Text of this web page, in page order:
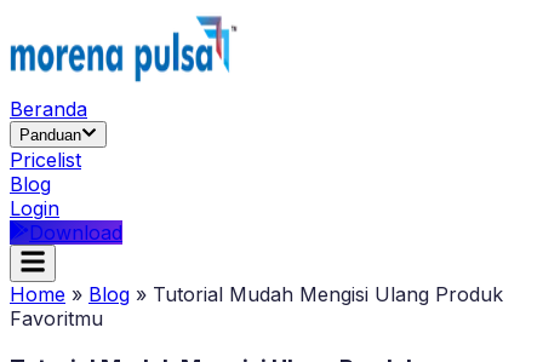
Beranda
Panduan
Pricelist
Blog
Login
Download
Home » Blog » Tutorial Mudah Mengisi Ulang Produk
Favoritmu